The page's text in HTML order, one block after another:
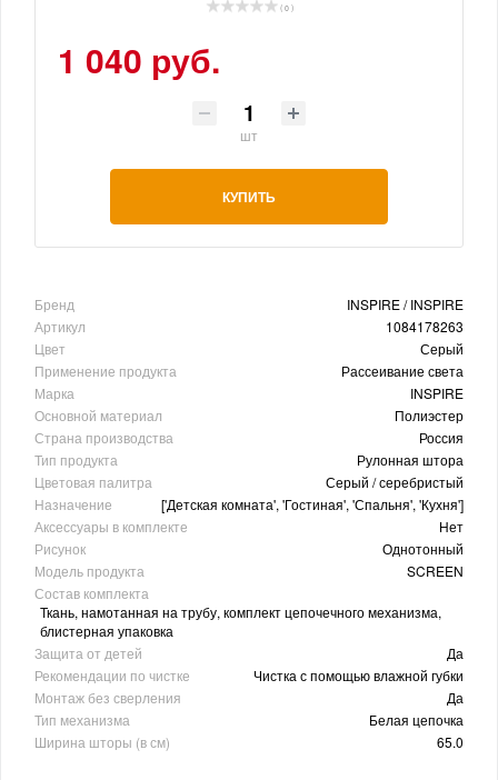
( 0 )
1 040 руб.
шт
КУПИТЬ
Бренд
INSPIRE / INSPIRE
Артикул
1084178263
Цвет
Серый
Применение продукта
Рассеивание света
Марка
INSPIRE
Основной материал
Полиэстер
Страна производства
Россия
Тип продукта
Рулонная штора
Цветовая палитра
Серый / серебристый
Назначение
['Детская комната', 'Гостиная', 'Спальня', 'Кухня']
Аксессуары в комплекте
Нет
Рисунок
Однотонный
Модель продукта
SCREEN
Состав комплекта
Ткань, намотанная на трубу, комплект цепочечного механизма,
блистерная упаковка
Защита от детей
Да
Рекомендации по чистке
Чистка с помощью влажной губки
Монтаж без сверления
Да
Тип механизма
Белая цепочка
Ширина шторы (в см)
65.0